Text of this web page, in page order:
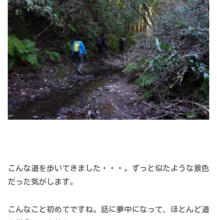
こんな道を歩いてきました・・・。ずっと似たような景色
だった気がします。
こんなこと初めてですね。話に夢中になって、ほとんど道